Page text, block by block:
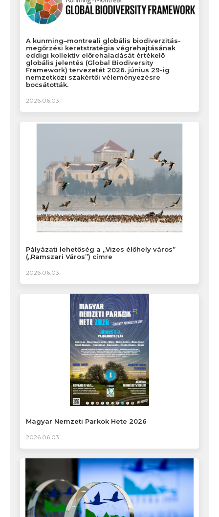
A kunming–montreali globális biodiverzitás-
megőrzési keretstratégia végrehajtásának
eddigi kollektív előrehaladását értékelő
globális jelentés (Global Biodiversity
Framework) tervezetét 2026. június 29-ig
nemzetközi szakértői véleményezésre
bocsátották.
2026.06.03.
Pályázati lehetőség a „Vizes élőhely város”
(„Ramszari Város”) címre
2026.06.03.
Magyar Nemzeti Parkok Hete 2026
2026.06.03.